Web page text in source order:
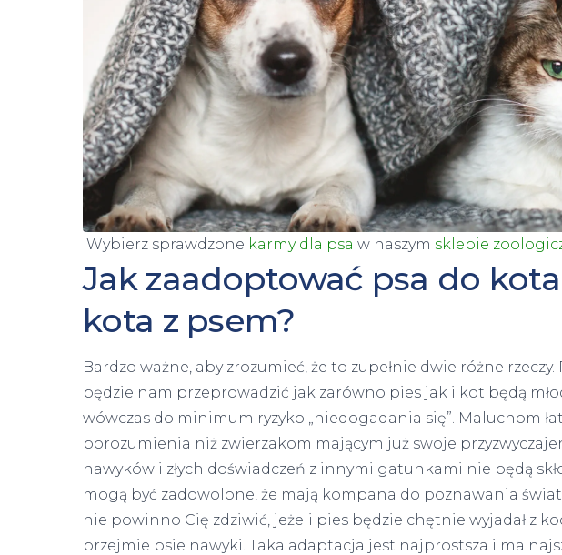
Wybierz sprawdzone karmy dla psa w naszym sklepie
Jak zaadoptować psa do
kota z psem?
Bardzo ważne, aby zrozumieć, że to zupełnie dwie różne rzeczy.
będzie nam przeprowadzić jak zarówno pies jak i kot będą
wówczas do minimum ryzyko „niedogadania się”. Maluchom
porozumienia niż zwierzakom mającym już swoje
nawyków i złych doświadczeń z innymi gatunkami nie będą
mogą być zadowolone, że mają kompana do poznawania
nie powinno Cię zdziwić, jeżeli pies będzie chętnie wyjadał z
przejmie psie nawyki. Taka adaptacja jest najprostsza i ma